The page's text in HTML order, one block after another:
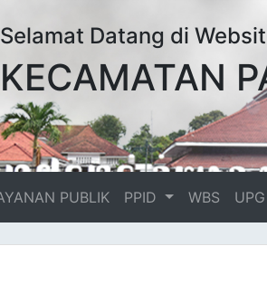
Selamat Datang di
KECAMATAN
PUBLIK PPID WBS UPG